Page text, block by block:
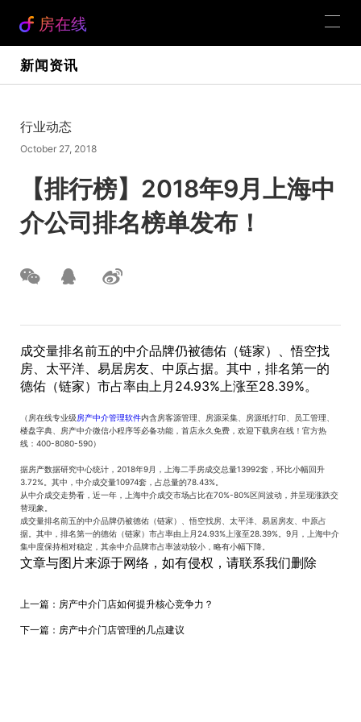
房在线
新闻资讯
行业动态
October 27, 2018
【排行榜】2018年9月上海中
介公司排名榜单发布！
成交量排名前五的中介品牌仍被德佑（链家）、悟空找
房、太平洋、易居房友、中原占据。其中，排名第一的
德佑（链家）市占率由上月24.93%上涨至28.39%。
（房在线专业级房产中介管理软件内含房客源管理、房源采集、房源纸打印、员工管理、
楼盘字典、房产中介微信小程序等必备功能，首店永久免费，欢迎下载房在线！官方热
线：400-8080-590）
据房产数据研究中心统计，2018年9月，上海二手房成交总量13992套，环比小幅回升
3.72%。其中，中介成交量10974套，占总量的78.43%。
从中介成交走势看，近一年，上海中介成交市场占比在70%-80%区间波动，并呈现涨跌交
替现象。
成交量排名前五的中介品牌仍被德佑（链家）、悟空找房、太平洋、易居房友、中原占
据。其中，排名第一的德佑（链家）市占率由上月24.93%上涨至28.39%。9月，上海中介
集中度保持相对稳定，其余中介品牌市占率波动较小，略有小幅下降。
文章与图片来源于网络，如有侵权，请联系我们删除
上一篇： 房产中介门店如何提升核心竞争力？
下一篇： 房产中介门店管理的几点建议